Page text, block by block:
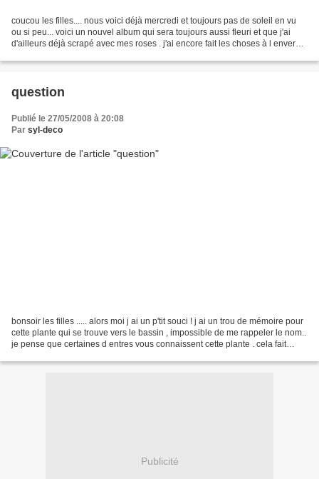
coucou les filles.... nous voici déjà mercredi et toujours pas de soleil en vu
ou si peu... voici un nouvel album qui sera toujours aussi fleuri et que j'ai
d'ailleurs déjà scrapé avec mes roses . j'ai encore fait les choses à l envers
question
Publié le 27/05/2008 à 20:08
Par syl-deco
bonsoir les filles ..... alors moi j ai un p'tit souci ! j ai un trou de mémoire pour
cette plante qui se trouve vers le bassin , impossible de me rappeler le nom..
je pense que certaines d entres vous connaissent cette plante . cela fait
Publicité